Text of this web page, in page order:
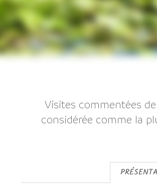
Visites commentées
considérée comme la